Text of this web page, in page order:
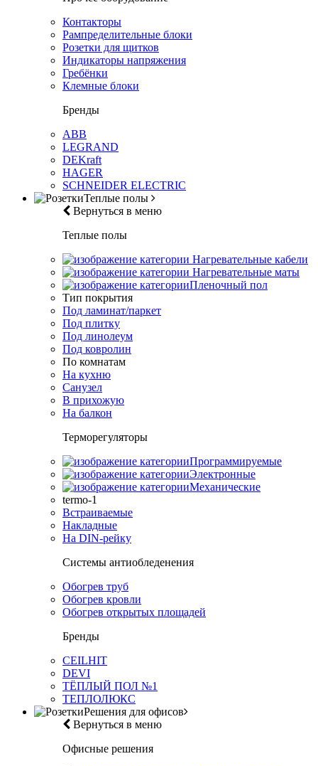
Контакторы
Рампределительные блоки
Розетки для щитков
Индикаторы напряжения
Гребёнки
Клемные блоки
Бренды
ABB
LEGRAND
DEKraft
HAGER
SCHNEIDER ELECTRIC
Теплые полы
Вернуться в меню
Теплые полы
Нагревательные кабели
Нагревательные маты
Пленочный пол
Тип покрытия
Под ламинат/паркет
Под плитку
Под линолеум
Под ковролин
По комнатам
На кухню
Санузел
В прихожую
На балкон
Терморегуляторы
Программируемые
Электронные
Механические
termo-1
Встраиваемые
Накладные
На DIN-рейку
Системы антиобледенения
Обогрев труб
Обогрев кровли
Обогрев открытых площадей
Бренды
CEILHIT
DEVI
ТЁПЛЫЙ ПОЛ №1
ТЕПЛОЛЮКС
Решения для офисов
Вернуться в меню
Офисные решения